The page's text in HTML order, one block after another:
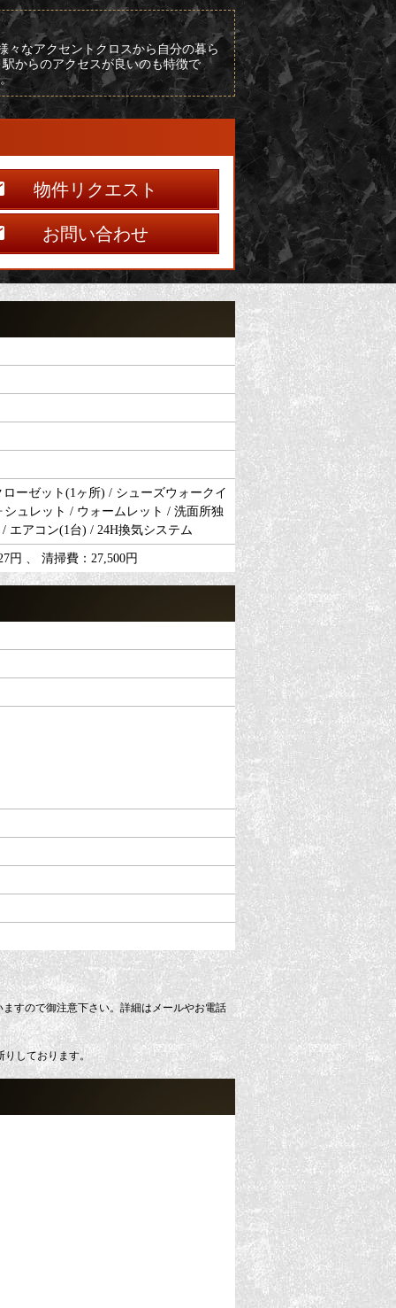
々なアクセントクロスから自分の暮ら
からのアクセスが良いのも特徴で
物件リクエスト
お問い合わせ
ーゼット(1ヶ所) / シューズウォークイ
ュレット / ウォームレット / 洗面所独
エアコン(1台) / 24H換気システム
円 、 清掃費：27,500円
すので御注意下さい。詳細はメールやお電話
りしております。